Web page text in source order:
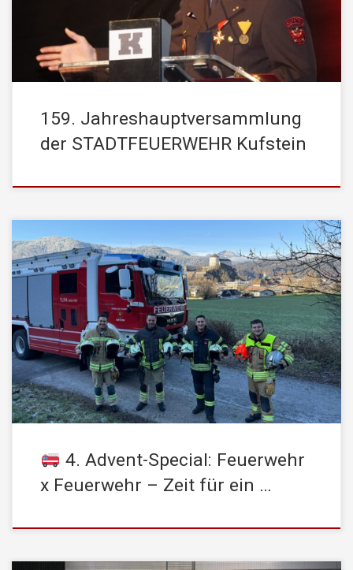
eröffnete die Versammlung und präsentierte die Einsatzstatistik
des vergangenen Jahres. Die STADTFEUERWEHR […]
159. Jahreshauptversammlung
der STADTFEUERWEHR Kufstein
Zum 4. Advent möchten wir vier Kameraden der Stadtfeuerwehr
Kufstein vorstellen, die sich neben ihrem Einsatz bei uns auch
bei anderen Feuerwehren engagieren – sei es bei
Betriebsfeuerwehren oder als temporäre Mitglieder bei Freiwilligen
Feuerwehren.
Was bedeutet temporäre Mitgliedschaft? In
Österreich können Feuerwehrmitglieder bei einer anderen
Freiwilligen Feuerwehr mitwirken […]
4. Advent-Special: Feuerwehr
x Feuerwehr – Zeit für ein …